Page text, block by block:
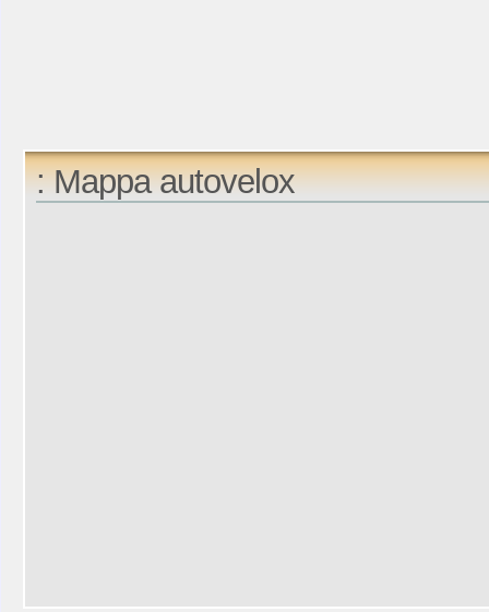
: Mappa autovelox